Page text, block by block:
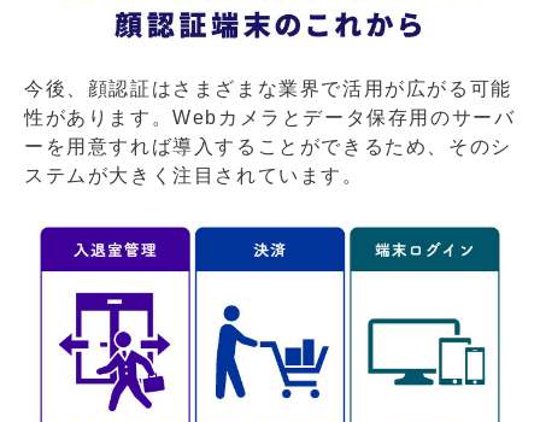
今後、顔認証はさまざまな業界で活用が広がる可能
性があります。Webカメラとデータ保存用のサーバ
ーを用意すれば導入することができるため、そのシ
ステムが大きく注目されています。